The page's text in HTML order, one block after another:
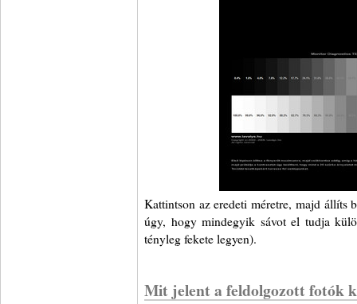
Kattintson az eredeti méretre, majd állíts
úgy, hogy mindegyik sávot el tudja
tényleg fekete legyen).
Mit jelent a feldolgozott fotók